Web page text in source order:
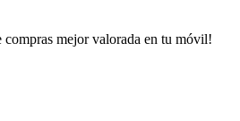
compras mejor valorada en tu móvil!